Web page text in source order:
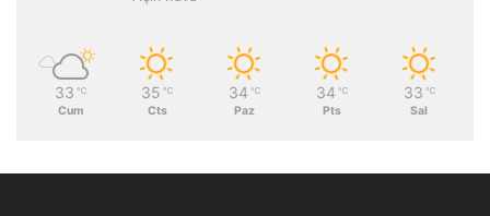
33 ℃
Cum
35 ℃
Cts
34 ℃
Paz
34 ℃
Pts
33 ℃
Sal